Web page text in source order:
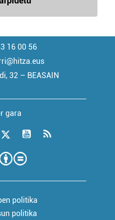
16 00 56
32 – BEASAIN
gara
politika
politika